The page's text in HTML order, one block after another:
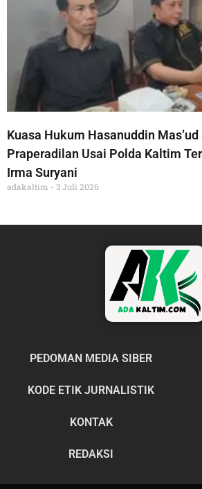
Kuasa Hukum Hasanuddin
Praperadilan Usai Polda Kaltim
Irma Suryani
adakaltim 3 Juli 2026
PEDOMAN MEDIA SIBER
KODE ETIK JURNALISTIK
KONTAK
REDAKSI